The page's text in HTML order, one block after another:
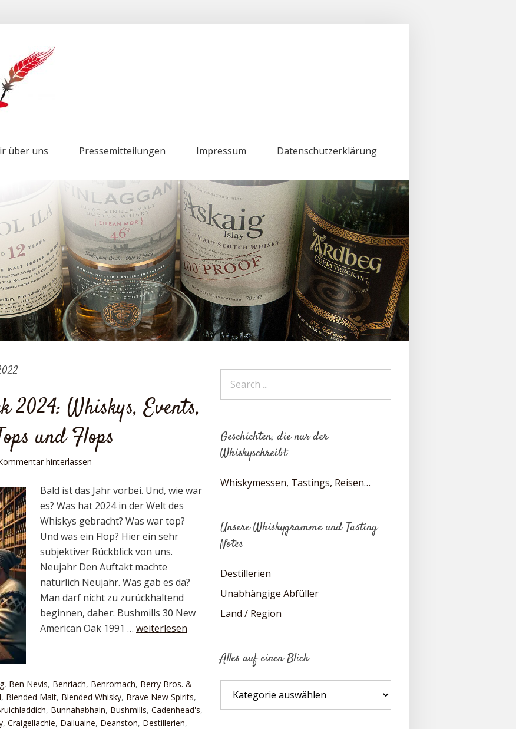
über uns Pressemitteilungen Impressum Datenschutzerklärung
2024: Whiskys, Events,
und Flops
hinterlassen
Bald ist das Jahr vorbei. Und, wie war
es? Was hat 2024 in der Welt des
Whiskys gebracht? Was war top?
Und was ein Flop? Hier ein sehr
subjektiver Rückblick von uns.
Neujahr Den Auftakt machte
natürlich Neujahr. Was gab es da?
Man darf nicht zu zurückhaltend
beginnen, daher: Bushmills 30 New
American Oak 1991 … weiterlesen
, Ben Nevis, Benriach, Benromach, Berry Bros. &
, Blended Malt, Blended Whisky, Brave New Spirits,
, Bunnahabhain, Bushmills, Cadenhead's,
, Craigellachie, Dailuaine, Deanston, Destillerien,
Geschichten, die nur der
Whiskyschreibt
Whiskymessen, Tastings, Reisen…
Unsere Whiskygramme und Tasting
Notes
Destillerien
Unabhängige Abfüller
Land / Region
Alles auf einen Blick
auf